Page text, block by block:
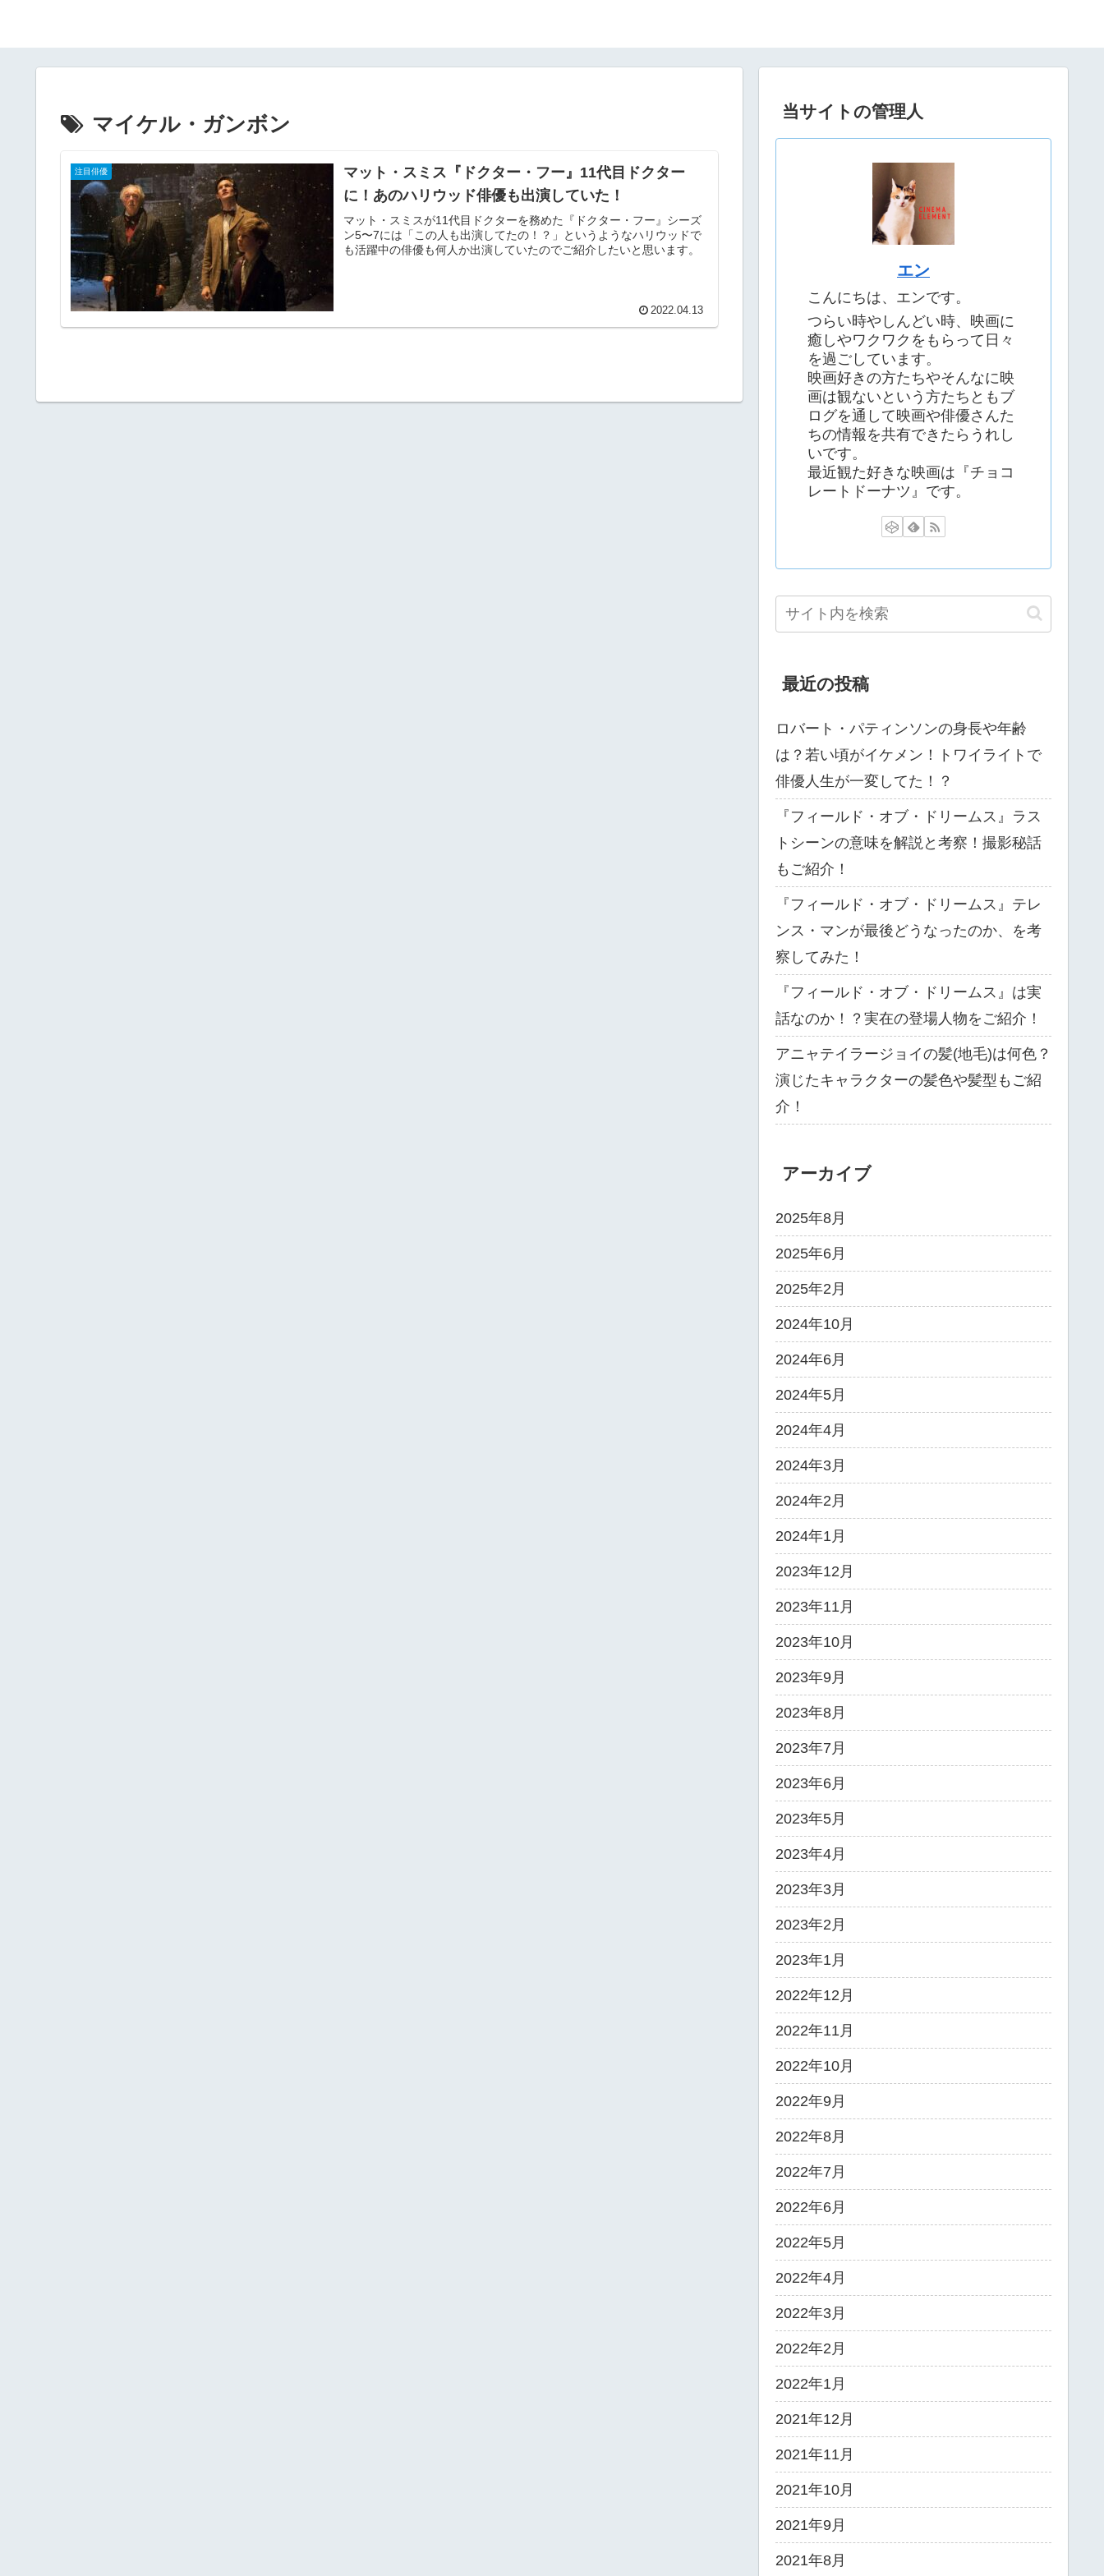
マイケル・ガンボン
注目俳優
マット・スミス『ドクター・フー』11代目ドクター
に！あのハリウッド俳優も出演していた！
マット・スミスが11代目ドクターを務めた『ドクター・フー』シーズ
ン5〜7には「この人も出演してたの！？」というようなハリウッドで
も活躍中の俳優も何人か出演していたのでご紹介したいと思います。
2022.04.13
当サイトの管理人
エン
こんにちは、エンです。
つらい時やしんどい時、映画に
癒しやワクワクをもらって日々
を過ごしています。
映画好きの方たちやそんなに映
画は観ないという方たちともブ
ログを通して映画や俳優さんた
ちの情報を共有できたらうれし
いです。
最近観た好きな映画は『チョコ
レートドーナツ』です。
最近の投稿
ロバート・パティンソンの身長や年齢
は？若い頃がイケメン！トワイライトで
俳優人生が一変してた！？
『フィールド・オブ・ドリームス』ラス
トシーンの意味を解説と考察！撮影秘話
もご紹介！
『フィールド・オブ・ドリームス』テレ
ンス・マンが最後どうなったのか、を考
察してみた！
『フィールド・オブ・ドリームス』は実
話なのか！？実在の登場人物をご紹介！
アニャテイラージョイの髪(地毛)は何色？
演じたキャラクターの髪色や髪型もご紹
介！
アーカイブ
2025年8月
2025年6月
2025年2月
2024年10月
2024年6月
2024年5月
2024年4月
2024年3月
2024年2月
2024年1月
2023年12月
2023年11月
2023年10月
2023年9月
2023年8月
2023年7月
2023年6月
2023年5月
2023年4月
2023年3月
2023年2月
2023年1月
2022年12月
2022年11月
2022年10月
2022年9月
2022年8月
2022年7月
2022年6月
2022年5月
2022年4月
2022年3月
2022年2月
2022年1月
2021年12月
2021年11月
2021年10月
2021年9月
2021年8月